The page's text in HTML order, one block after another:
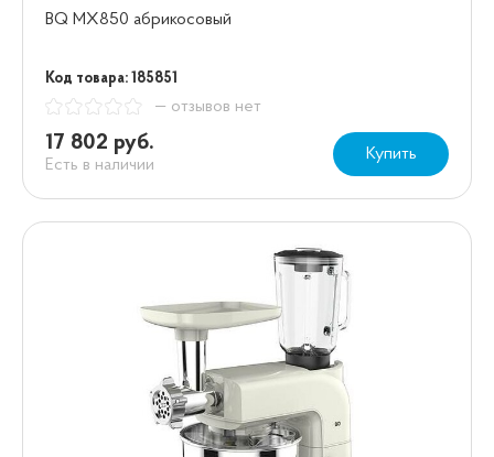
BQ MX850 абрикосовый
Код товара: 185851
— отзывов нет
17 802 руб.
Есть в наличии
Купить